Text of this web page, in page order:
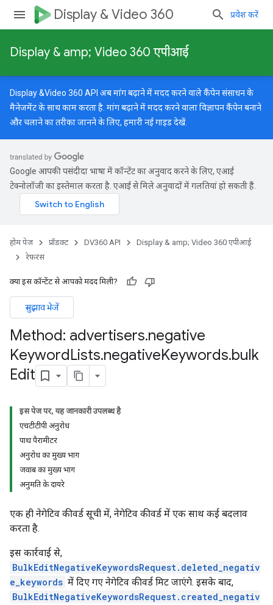
Display & Video 360 प्रवेश करें
Display & amp; Video 360 एपीआई
Display &Video 360 API अब मांग बढ़ाने में मदद करने वाले कैंपेन संसाधन के
मैनेजमेंट के साथ काम करता है. मांग बढ़ाने में मदद करने वाला विज्ञापन कैंपेन बनाने
और चलाने का तरीका जानने के लिए, हमारीनई गाइडदेखें.
Google आपकी पसंदीदा भाषा में कॉन्टेंट का अनुवाद करने के लिए, एआई
टेक्नोलॉजी का इस्तेमाल करता है. एआई से मिले अनुवादों में गलतियां हो सकती हैं.
होम पेज प्रॉडक्ट DV360 API
Display & amp; Video 360 एपीआई
रेफ़रंस
क्या इस कॉन्टेंट से आपको मदद मिली?
सुझाव भेजें
Method: advertisers.negative
KeywordLists.negativeKeywords.bulk
Edit
इस पेज पर, यह जानकारी उपलब्ध है
एचटीटीपी अनुरोध
पाथ पैरामीटर
अनुरोध का मुख्य भाग
जवाब का मुख्य भाग
अनुमति के दायरे
एक ही नेगेटिव कीवर्ड सूची में, नेगेटिव कीवर्ड में एक साथ कई बदलाव
करता है.
इस कार्रवाई से,
BulkEditNegativeKeywordsRequest.deleted_negativ
e_keywords में दिए गए नेगेटिव कीवर्ड मिट जाएंगे. इसके बाद,
BulkEditNegativeKeywordsRequest.created_negativ